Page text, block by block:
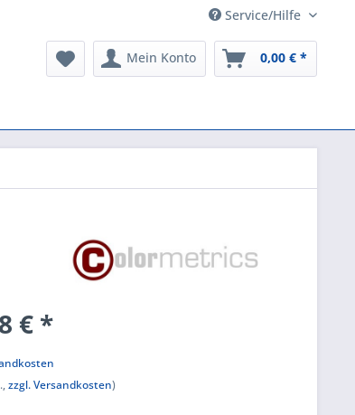
Service/Hilfe
Mein Konto 0,00 € *
€ *
zzgl. Versandkosten)